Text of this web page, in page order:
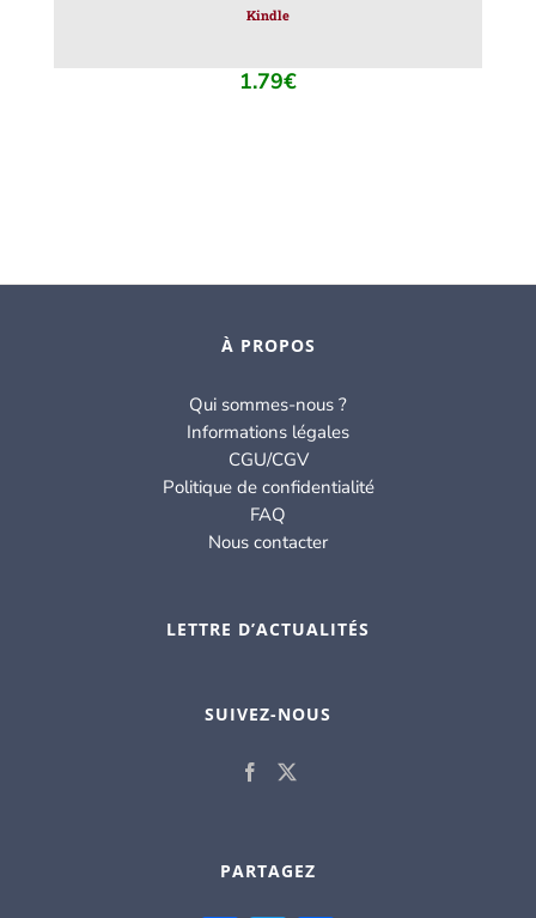
Kindle
1.79€
À PROPOS
Qui sommes-nous ?
Informations légales
CGU/CGV
Politique de confidentialité
FAQ
Nous contacter
LETTRE D’ACTUALITÉS
SUIVEZ-NOUS
PARTAGEZ